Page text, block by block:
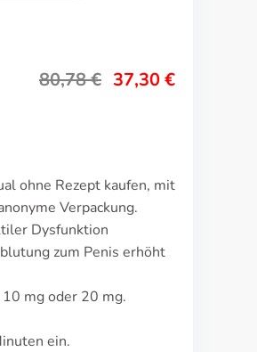
80,78€ 37,30€
ohne Rezept kaufen, mit
Verpackung.
Dysfunktion
zum Penis erhöht
mg oder 20 mg.
ein.